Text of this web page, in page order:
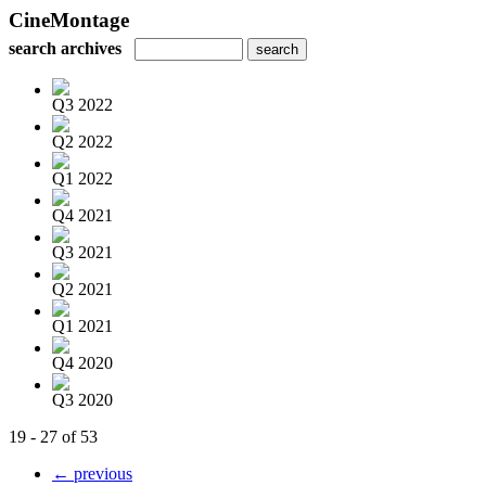
CineMontage
search archives
Q3 2022
Q2 2022
Q1 2022
Q4 2021
Q3 2021
Q2 2021
Q1 2021
Q4 2020
Q3 2020
19 - 27 of 53
← previous